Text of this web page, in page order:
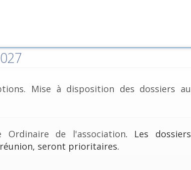
Mise à disposition des dossiers au
Ordinaire de l'association. Les dossiers
seront prioritaires.